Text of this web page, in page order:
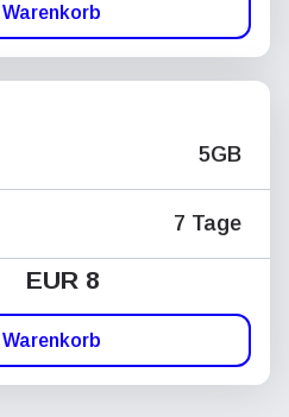
Warenkorb
5GB
7 Tage
EUR 8
Warenkorb